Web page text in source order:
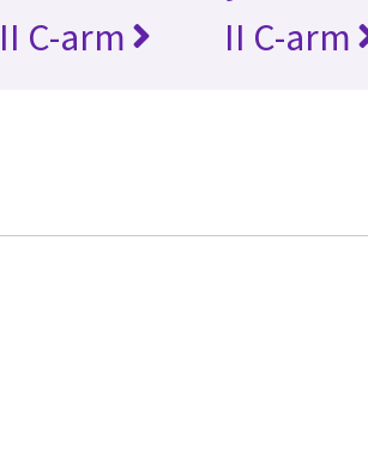
II C-arm
II C-arm